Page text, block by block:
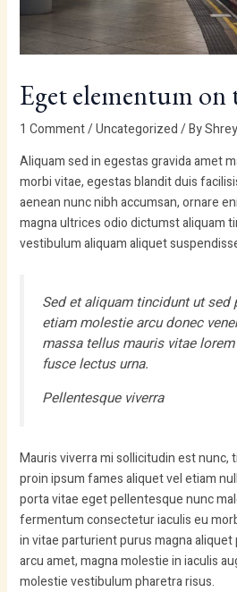
Eget elementum on
1 Comment/Uncategorized/ By
Aliquam sed in egestas gravida amet
morbi vitae, egestas blandit duis
aenean nunc nibh accumsan, ornare
magna ultrices odio dictumst aliquam
vestibulum aliquam aliquet
Sed et aliquam tincidunt ut sed
etiam molestie arcu donec
massa tellus mauris vitae
fusce lectus urna.
Pellentesque viverra
Mauris viverra mi sollicitudin est nunc,
proin ipsum fames aliquet vel etiam
porta vitae eget pellentesque nunc
fermentum consectetur iaculis eu
in vitae parturient purus magna
arcu amet, magna molestie in iaculis
molestie vestibulum pharetra risus.